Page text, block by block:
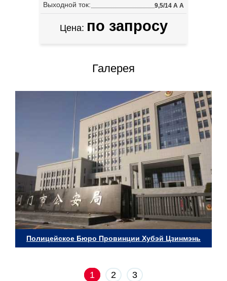
Выходной ток: 9,5/14 А А
Цена: по запросу
Галерея
Полицейское Бюро Провинции Хубэй Цзинмэнь
1 2 3